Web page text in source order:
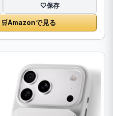
🤍保存
🛒Amazonで見る